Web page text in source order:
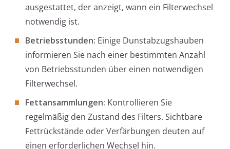
ausgestattet, der anzeigt, wann ein Filterwechsel
notwendig ist.
Betriebsstunden: Einige Dunstabzugshauben
informieren Sie nach einer bestimmten Anzahl
von Betriebsstunden über einen notwendigen
Filterwechsel.
Fettansammlungen: Kontrollieren Sie
regelmäßig den Zustand des Filters. Sichtbare
Fettrückstände oder Verfärbungen deuten auf
einen erforderlichen Wechsel hin.